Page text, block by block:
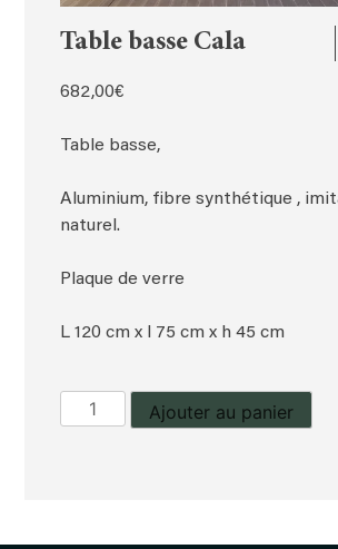
Table basse Cala
682,00€
Table basse,
Aluminium, fibre synthétique ,
naturel.
Plaque de verre
L 120 cm x l 75 cm x h 45 cm
quantité
de
Ajouter au panier